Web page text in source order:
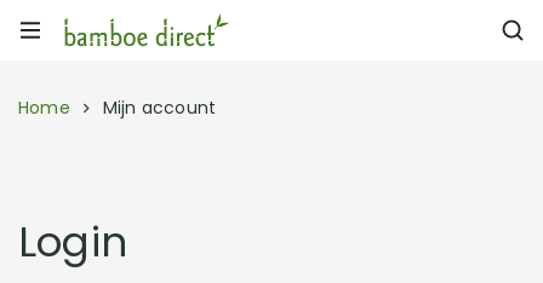
Home Mijn account
Login